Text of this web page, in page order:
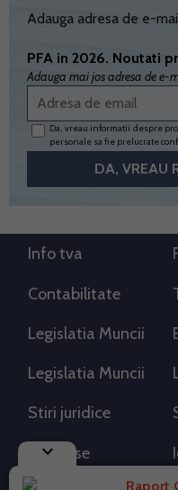
Adauga adresa de e-
PFA in 2026. Noutati
Adauga mai jos adresa de e-
Da, vreau informatii despre
personale sa fie prelucrate
keyboard_arrow_down
Raport
Info tva
Contabilitate
Legislatia Muncii
Legislatia Muncii
Stiri juridice
AdSense